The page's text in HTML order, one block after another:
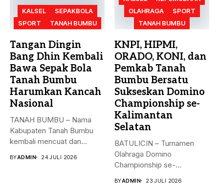
KALSEL
SEPAKBOLA
SPORT
TANAH BUMBU
Tangan Dingin
Bang Dhin Kembali
Bawa Sepak Bola
Tanah Bumbu
Harumkan Kancah
Nasional
​TANAH BUMBU – Nama
Kabupaten Tanah Bumbu
kembali mencuat dan
BYADMIN 24 JULI 2026
OLAHRAGA
SPORT
TANAH BUMBU
KNPI, HIPMI,
ORADO, KONI, dan
Pemkab Tanah
Bumbu Bersatu
Sukseskan Domino
Championship se-
Kalimantan
Selatan
BATULICIN – Turnamen
Olahraga Domino
Championship se-
BYADMIN 23 JULI 2026